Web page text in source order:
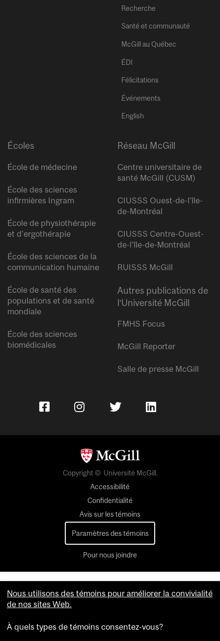
Recherche
Santé et communauté
McGill au Québec
ÉDI
Félicitations
Événements
English
Écoles
École de médecine
École des sciences
infirmières Ingram
École de physiothérapie
et d’ergothérapie
École des sciences de la
communication humaine
École de santé des
populations et de santé
mondiale
École des sciences
biomédicales
Réseau McGill
Centre universitaire de
santé McGill (CUSM)
CIUSSS Ouest-de-l’île-
de-Montréal
CIUSSS Centre-Ouest-
de-l’île-de-Montréal
RUISSS McGill
Autres publications de
l’Université McGill
FMHS Focus
McGill Reporter
Salle de presse McGill
Copyright © Université McGill.
Accessibilité
Confidentialité
Avis sur les témoins
Paramètres des témoins
Pour nous joindre
Nous utilisons des témoins pour améliorer la convivialité
de nos sites Web.
À quels types de témoins consentez-vous?